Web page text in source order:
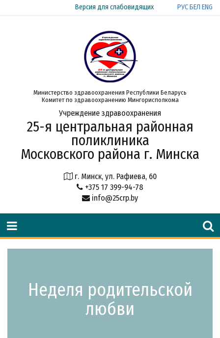
Версия для слабовидящих РУСБЕЛ ENG
Министерство здравоохранения Республики Беларусь
Комитет по здравоохранению Мингорисполкома
Учреждение здравоохранения
25-я центральная районная
поликлиника
Московского района г. Минска
г. Минск, ул. Рафиева, 60
+375 17 399-94-78
info@25crp.by
Неделя родительской
любви